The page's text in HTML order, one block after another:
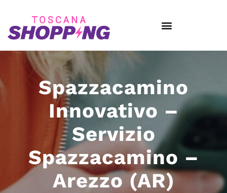
Spazzacamino
Innovativo –
Servizio
Spazzacamino –
Arezzo (AR)